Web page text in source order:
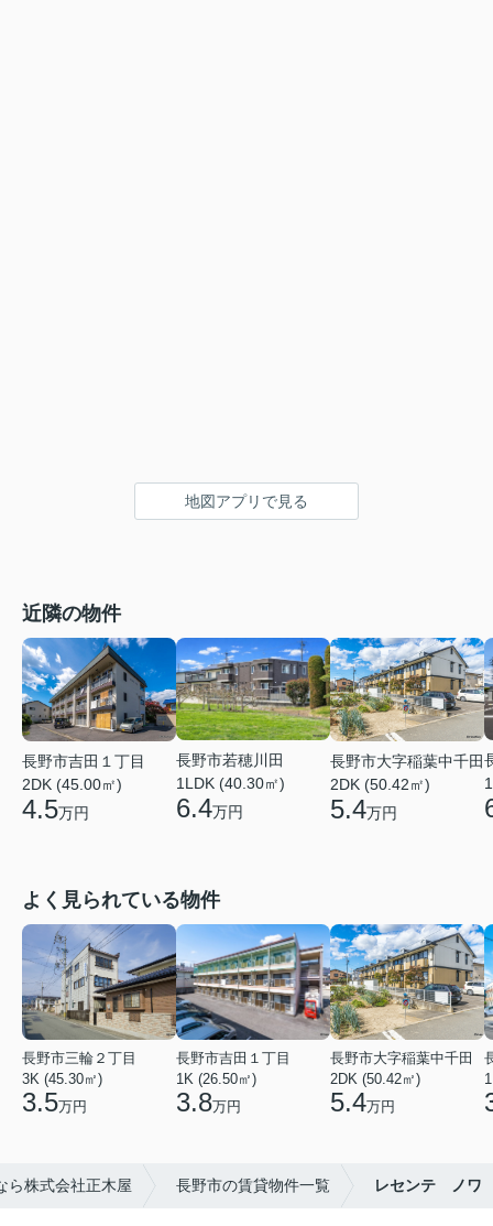
地図アプリで見る
近隣の物件
長野市吉田１丁目
2DK (45.00㎡)
4.5万円
長野市若穂川田
1LDK (40.30㎡)
6.4万円
長野市大字稲葉中千田
2DK (50.42㎡)
5.4万円
よく見られている物件
長野市三輪２丁目
3K (45.30㎡)
3.5万円
長野市吉田１丁目
1K (26.50㎡)
3.8万円
長野市大字稲葉中千田
2DK (50.42㎡)
5.4万円
ら株式会社正木屋 長野市の賃貸物件一覧 レセンテ ノワ